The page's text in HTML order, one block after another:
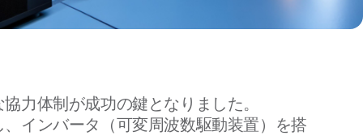
力体制が成功の鍵となりました。
インバータ（可変周波数駆動装置）を搭